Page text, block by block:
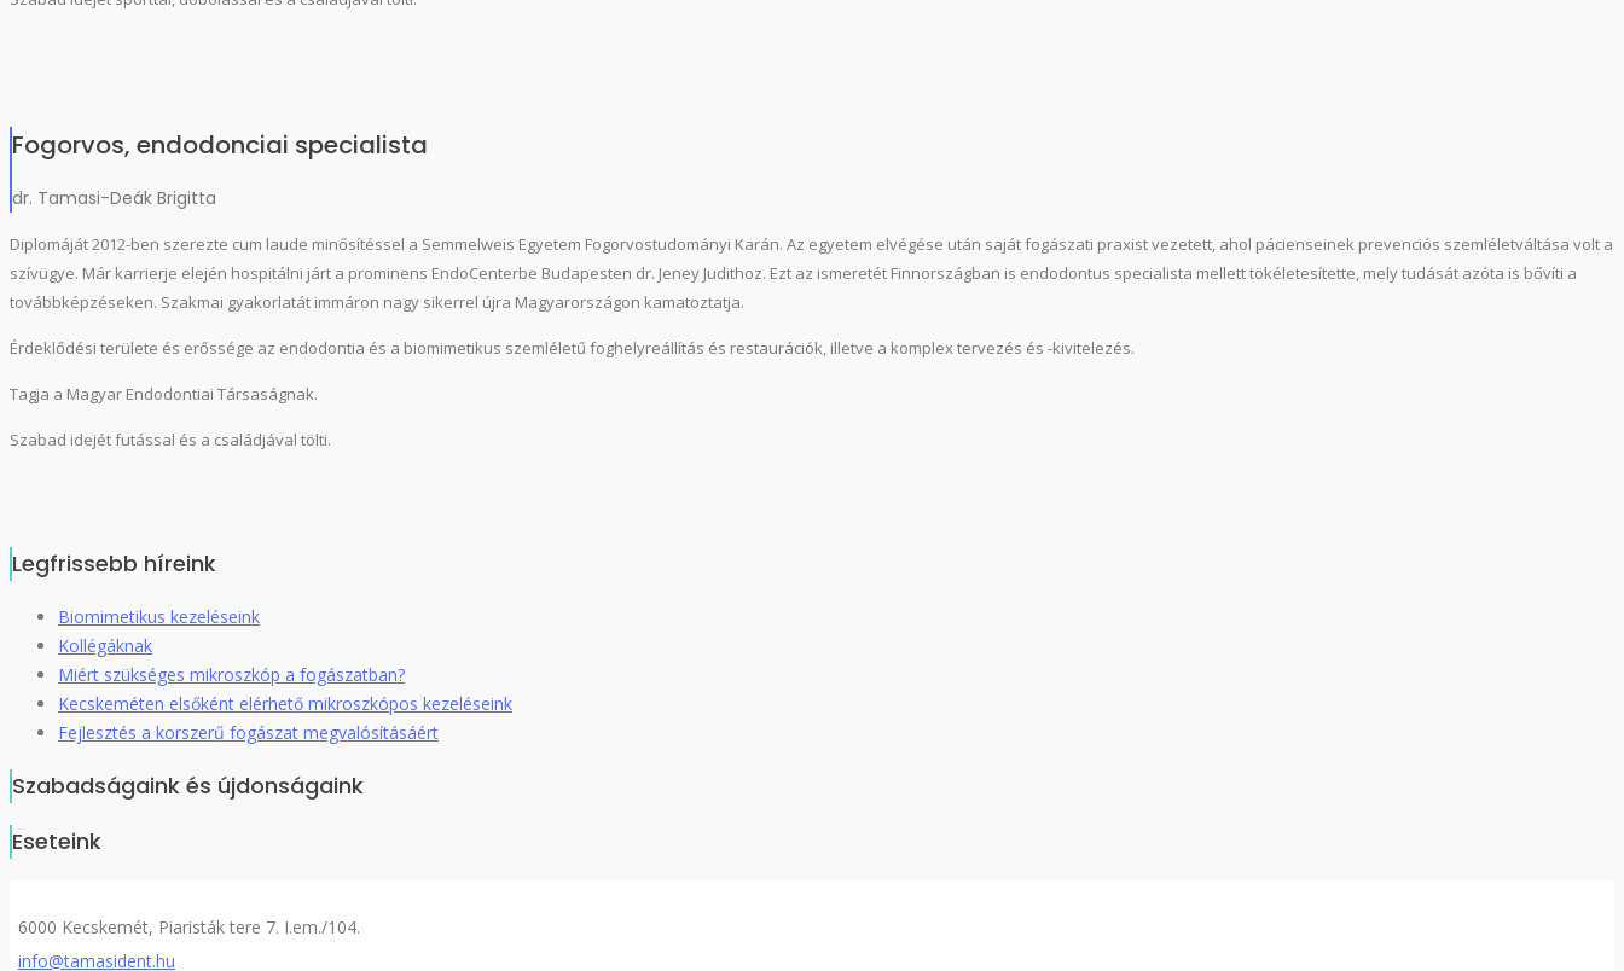
Fogorvos, endodonciai specialista
dr. Tamasi-Deák Brigitta
Diplomáját 2012-ben szerezte cum laude minősítéssel a Semmelweis Egyetem Fogorvostudományi Karán. Az egyetem elvégése után saját fogászati praxist vezetett, ahol pácienseinek prevenciós szemléletváltása volt a
szívügye. Már karrierje elején hospitálni járt a prominens EndoCenterbe Budapesten dr. Jeney Judithoz. Ezt az ismeretét Finnországban is endodontus specialista mellett tökéletesítette, mely tudását azóta is bővíti a
továbbképzéseken. Szakmai gyakorlatát immáron nagy sikerrel újra Magyarországon kamatoztatja.
Érdeklődési területe és erőssége az endodontia és a biomimetikus szemléletű foghelyreállítás és restaurációk, illetve a komplex tervezés és -kivitelezés.
Tagja a Magyar Endodontiai Társaságnak.
Szabad idejét futással és a családjával tölti.
Legfrissebb híreink
Biomimetikus kezeléseink
Kollégáknak
Miért szükséges mikroszkóp a fogászatban?
Kecskeméten elsőként elérhető mikroszkópos kezeléseink
Fejlesztés a korszerű fogászat megvalósításáért
Szabadságaink és újdonságaink
Eseteink
6000 Kecskemét, Piaristák tere 7. I.em./104.
info@tamasident.hu